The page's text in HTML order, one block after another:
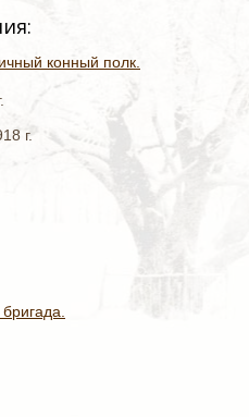
конный полк.
г.